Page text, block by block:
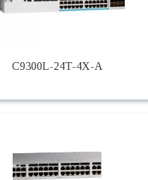
C9300L-24T-4X-A